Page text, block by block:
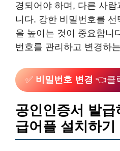
경되어야 하며, 다른 사
니다. 강한 비밀번호를
을 높이는 것이 중요합니
번호를 관리하고 변경하
✅ 비밀번호 변경 👈클
공인인증서 발
급어플 설치하기